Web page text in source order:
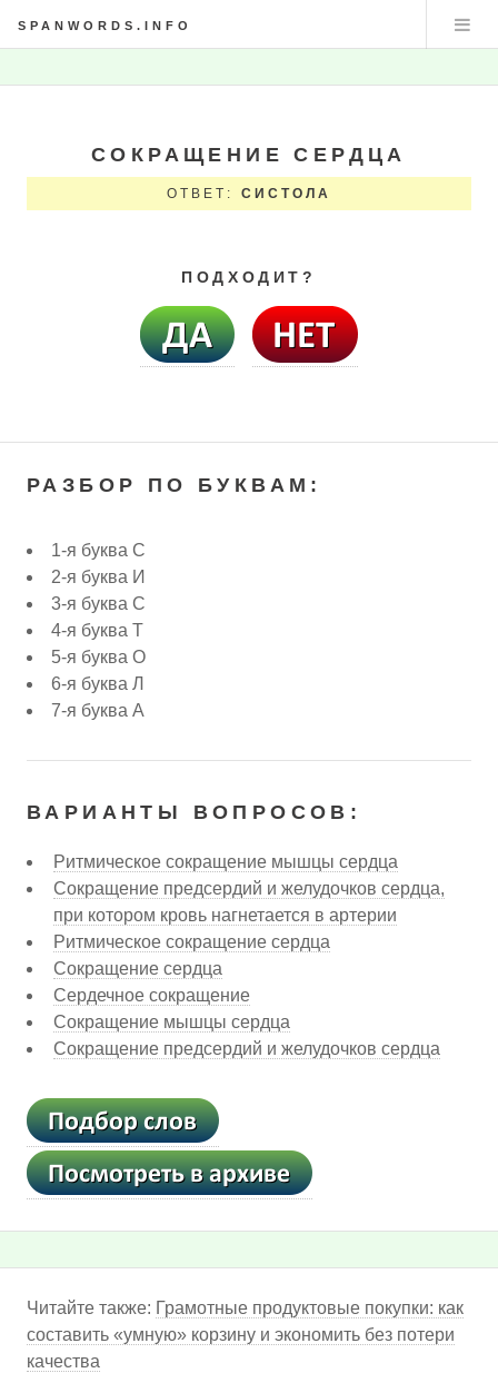
SPANWORDS.INFO
СОКРАЩЕНИЕ СЕРДЦА
ОТВЕТ: СИСТОЛА
ПОДХОДИТ?
РАЗБОР ПО БУКВАМ:
1-я буква С
2-я буква И
3-я буква С
4-я буква Т
5-я буква О
6-я буква Л
7-я буква А
ВАРИАНТЫ ВОПРОСОВ:
Ритмическое сокращение мышцы сердца
Сокращение предсердий и желудочков сердца,
при котором кровь нагнетается в артерии
Ритмическое сокращение сердца
Сокращение сердца
Сердечное сокращение
Сокращение мышцы сердца
Сокращение предсердий и желудочков сердца
Читайте также: Грамотные продуктовые покупки: как
составить «умную» корзину и экономить без потери
качества